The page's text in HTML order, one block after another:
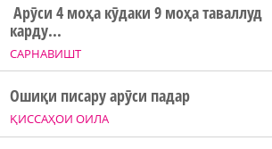
САРНАВИШТ
Арӯси 4 моҳа кӯдаки 9 моҳа таваллуд
карду...
ҚИССАҲОИ ОИЛА
Ошиқи писару арӯси падар